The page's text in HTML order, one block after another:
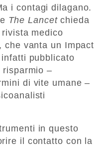
i contagi dilagano.
The Lancetchieda
medico
che vanta un Impact
pubblicato
–
di vite umane –
in questo
il contatto con la